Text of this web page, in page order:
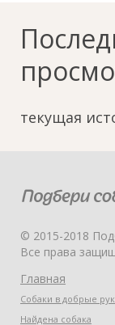
текущая
© 2015-2018
Все права
Главная
Собаки в добрые
Найдена собака